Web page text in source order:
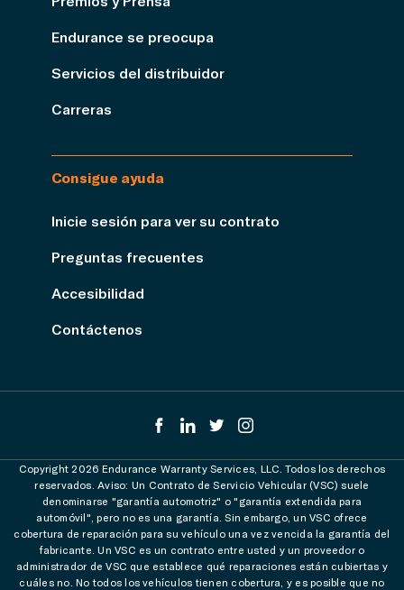
Endurance se preocupa
Servicios del distribuidor
Carreras
Consigue ayuda
Inicie sesión para ver su contrato
Preguntas frecuentes
Accesibilidad
Contáctenos
Copyright 2026 Endurance Warranty Services, LLC. Todos los derechos
reservados. Aviso: Un Contrato de Servicio Vehicular (VSC) suele
denominarse "garantía automotriz" o "garantía extendida para
automóvil", pero no es una garantía. Sin embargo, un VSC ofrece
cobertura de reparación para su vehículo una vez vencida la garantía del
fabricante. Un VSC es un contrato entre usted y un proveedor o
administrador de VSC que establece qué reparaciones están cubiertas y
cuáles no. No todos los vehículos tienen cobertura, y es posible que no